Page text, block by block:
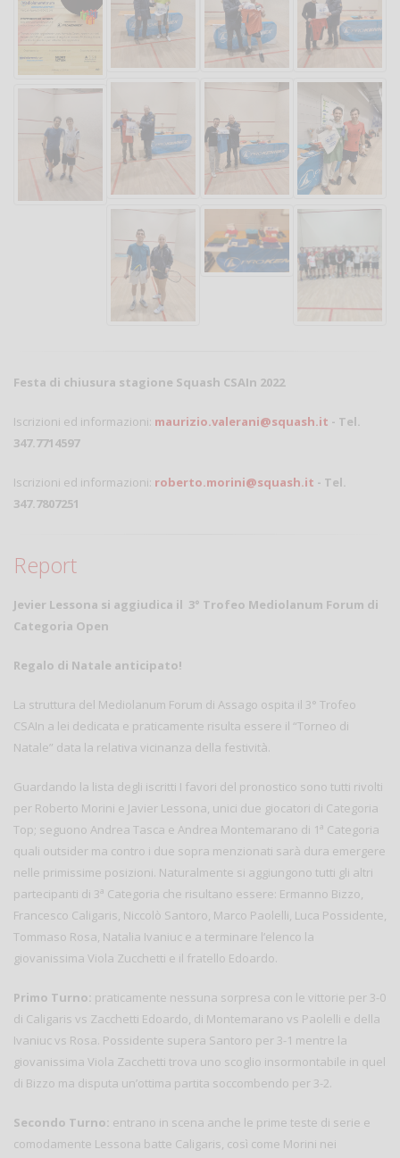
Festa di chiusura stagione Squash CSAIn 2022
Iscrizioni ed informazioni: maurizio.valerani@squash.it - Tel.
347.7714597
Iscrizioni ed informazioni: roberto.morini@squash.it - Tel.
347.7807251
Report
Jevier Lessona si aggiudica il 3° Trofeo Mediolanum Forum di
Categoria Open
Regalo di Natale anticipato!
La struttura del Mediolanum Forum di Assago ospita il 3° Trofeo
CSAIn a lei dedicata e praticamente risulta essere il “Torneo di
Natale” data la relativa vicinanza della festività.
Guardando la lista degli iscritti I favori del pronostico sono tutti rivolti
per Roberto Morini e Javier Lessona, unici due giocatori di Categoria
Top; seguono Andrea Tasca e Andrea Montemarano di 1a Categoria
quali outsider ma contro i due sopra menzionati sarà dura emergere
nelle primissime posizioni. Naturalmente si aggiungono tutti gli altri
partecipanti di 3a Categoria che risultano essere: Ermanno Bizzo,
Francesco Caligaris, Niccolò Santoro, Marco Paolelli, Luca Possidente,
Tommaso Rosa, Natalia Ivaniuc e a terminare l’elenco la
giovanissima Viola Zucchetti e il fratello Edoardo.
Primo Turno: praticamente nessuna sorpresa con le vittorie per 3-0
di Caligaris vs Zacchetti Edoardo, di Montemarano vs Paolelli e della
Ivaniuc vs Rosa. Possidente supera Santoro per 3-1 mentre la
giovanissima Viola Zacchetti trova uno scoglio insormontabile in quel
di Bizzo ma disputa un’ottima partita soccombendo per 3-2.
Secondo Turno: entrano in scena anche le prime teste di serie e
comodamente Lessona batte Caligaris, così come Morini nei